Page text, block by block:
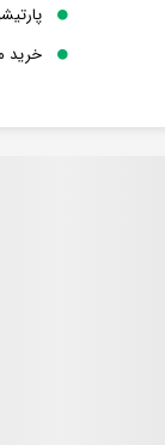
خرید